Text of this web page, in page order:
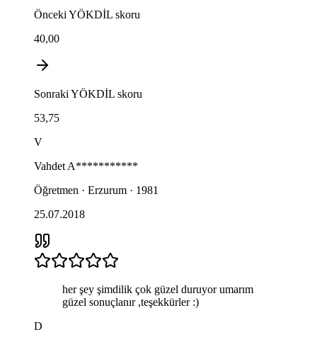
Önceki YÖKDİL skoru
40,00
Sonraki YÖKDİL skoru
53,75
V
Vahdet A***********
Öğretmen · Erzurum · 1981
25.07.2018
her şey şimdilik çok güzel duruyor umarım
güzel sonuçlanır ,teşekkürler :)
D